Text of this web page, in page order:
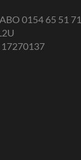
0154 65 51 71
17270137